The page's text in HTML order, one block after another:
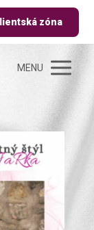
zóna
MENU